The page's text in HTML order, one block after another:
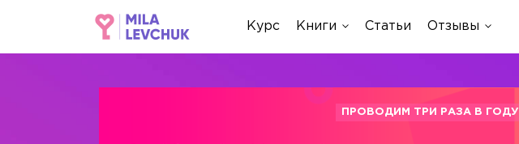
Курс Книги Статьи Отзывы
ПРОВОДИМ ТРИ РАЗА В ГОДУ